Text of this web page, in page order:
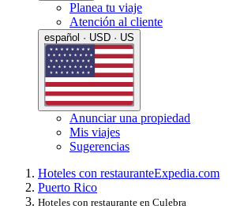
Planea tu viaje
Atención al cliente
español · USD · US
Anunciar una propiedad
Mis viajes
Sugerencias
Hoteles con restauranteExpedia.com
Puerto Rico
Hoteles con restaurante en Culebra